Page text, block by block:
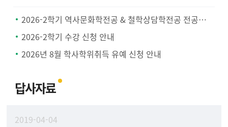
2026-2학기 역사문화학전공 & 철학상담학전공 전공공통과목 지정 안내
2026-2학기 수강 신청 안내
2026년 8월 학사학위취득 유예 신청 안내
답사자료
2019-04-04